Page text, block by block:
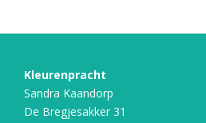
Kleurenpracht
Sandra Kaandorp
De Bregjesakker 31